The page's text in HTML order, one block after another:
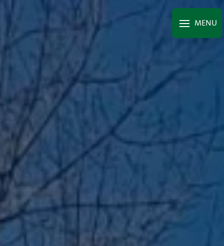
MENU
Panneau de gestion des cookies